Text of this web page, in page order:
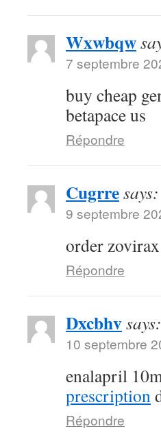
Wxwbqw
7 septembre
buy cheap
betapace us
Répondre
Cugrresays:
9 septembre
order
Répondre
Dxcbhvsays:
10 septembre
enalapril
prescription
Répondre